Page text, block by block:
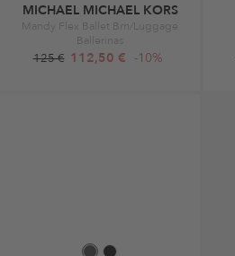
MICHAEL MICHAEL KORS
Mandy Flex Ballet Brn/Luggage
Ballerinas
125 € 112,50 € -10%